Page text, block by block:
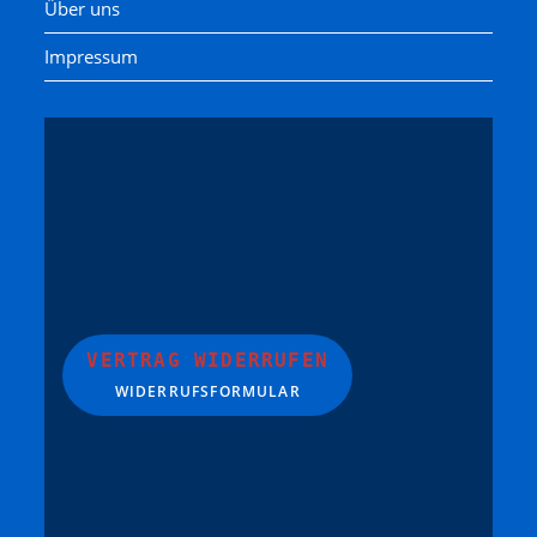
Über uns
Impressum
VERTRAG WIDERRUFEN
WIDERRUFSFORMULAR